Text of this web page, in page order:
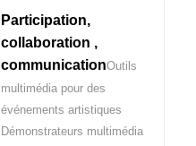
Participation,
collaboration ,
communicationOutils
multimédia pour des
événements artistiques
Démonstrateurs multimédia